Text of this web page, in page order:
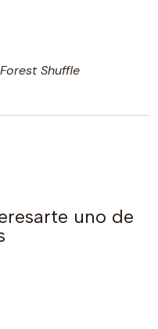
Forest Shuffle
uno de